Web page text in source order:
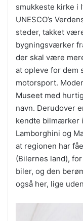
smukkeste kirke i
UNESCO’s
steder, takket
bygningsværker
der skal være
at opleve for dem
motorsport.
Museet med
navn. Derudover
kendte bilmærker
Lamborghini og
at regionen har
(Bilernes land),
biler, og den
også her, lige